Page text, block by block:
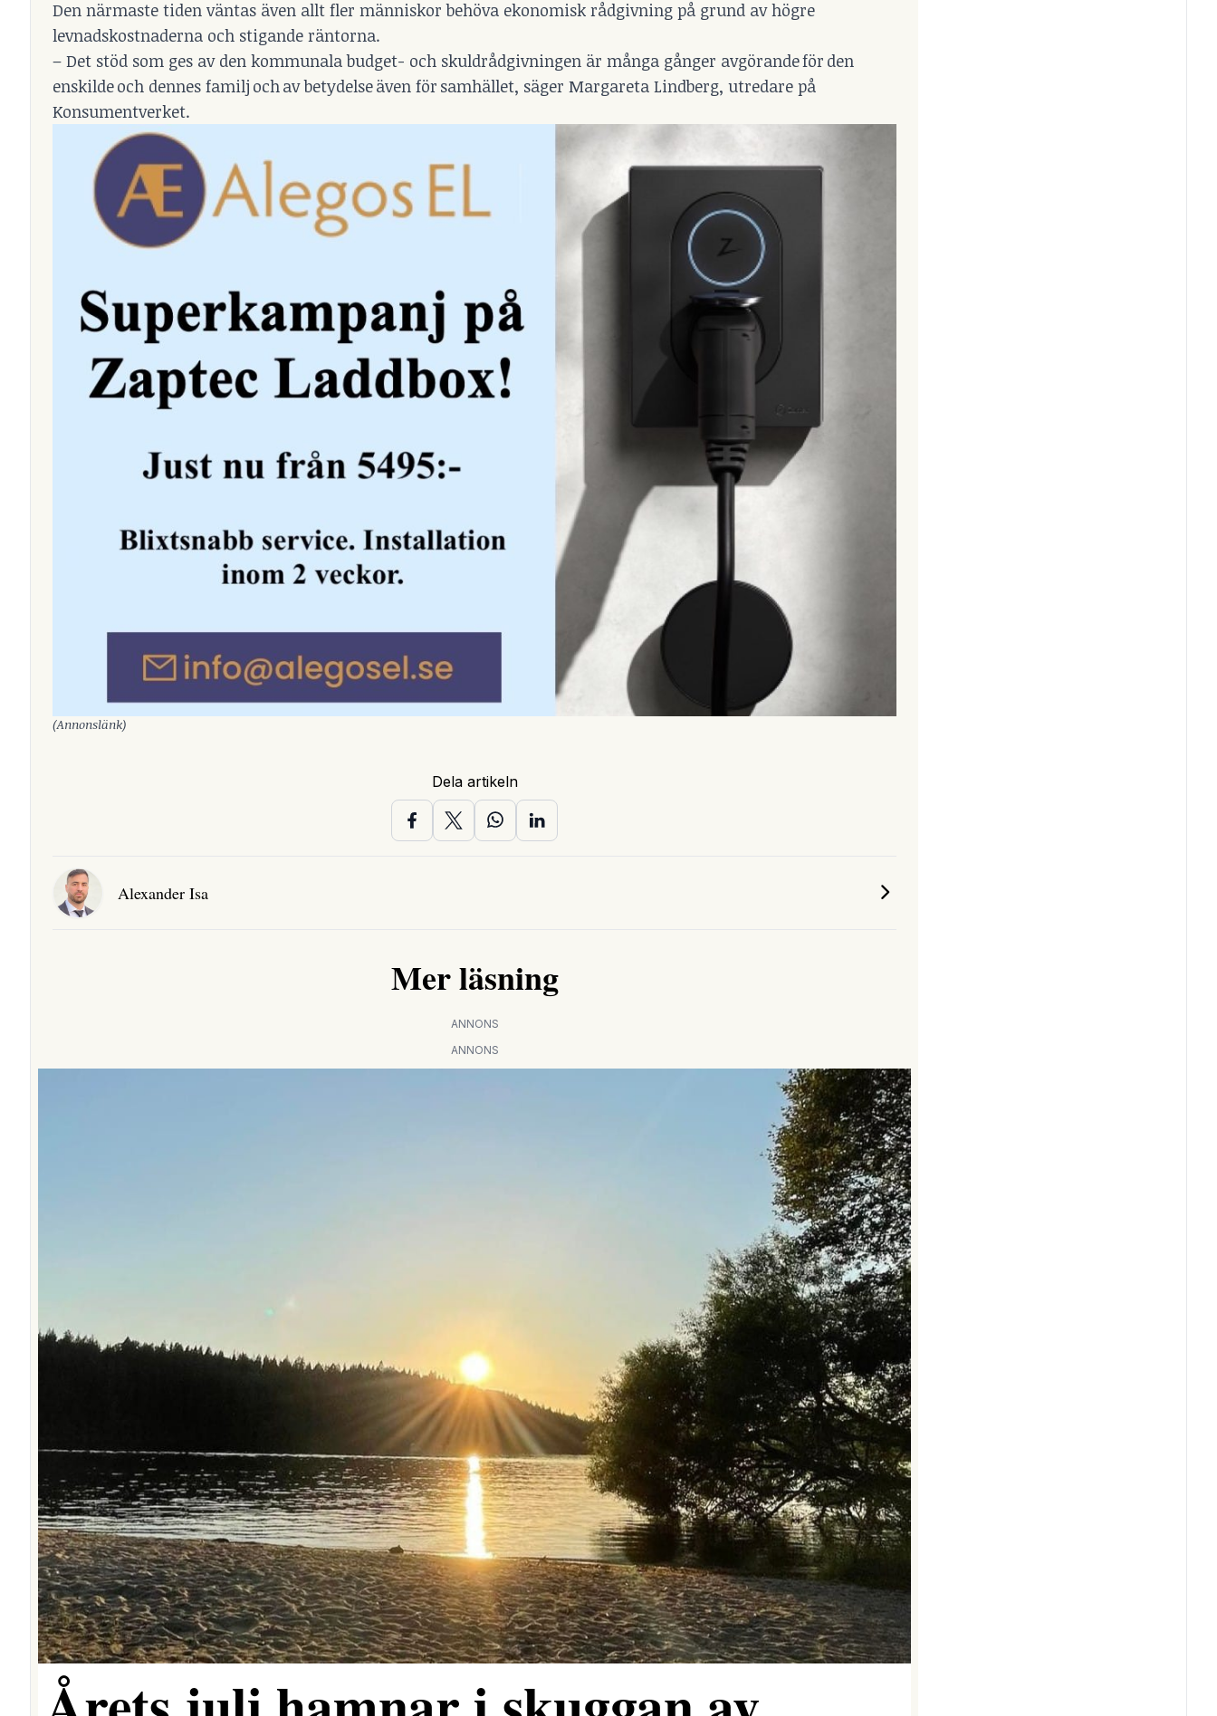
Den närmaste tiden väntas även allt fler människor behöva ekonomisk rådgivning på grund av högre
levnadskostnaderna och stigande räntorna.
– Det stöd som ges av den kommunala budget- och skuldrådgivningen är många gånger avgörande för den
enskilde och dennes familj och av betydelse även för samhället, säger Margareta Lindberg, utredare på
Konsumentverket.
(Annonslänk)
Dela artikeln
Alexander Isa
Mer läsning
ANNONS
ANNONS